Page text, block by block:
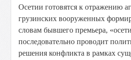
Осетии готовятся к отражению
грузинских вооруженных
словам бывшего премьера,
последовательно проводит
решения конфликта в рамках